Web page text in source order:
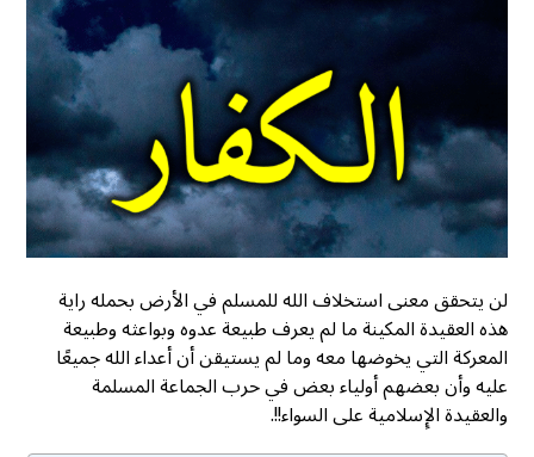
لن يتحقق معنى استخلاف الله للمسلم في الأرض بحمله راية
هذه العقيدة المكينة ما لم يعرف طبيعة عدوه وبواعثه وطبيعة
المعركة التي يخوضها معه وما لم يستيقن أن أعداء الله جميعًا
عليه وأن بعضهم أولياء بعض في حرب الجماعة المسلمة
والعقيدة الإِسلامية على السواء!!.